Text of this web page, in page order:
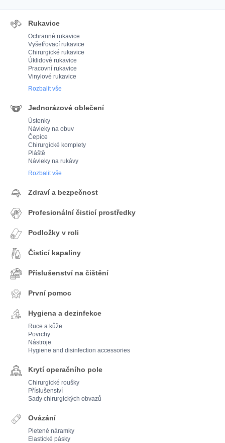
Rukavice
Ochranné rukavice
Vyšetřovací rukavice
Chirurgické rukavice
Úklidové rukavice
Pracovní rukavice
Vinylové rukavice
Rozbalit vše
Jednorázové oblečení
Ústenky
Návleky na obuv
Čepice
Chirurgické komplety
Pláště
Návleky na rukávy
Rozbalit vše
Zdraví a bezpečnost
Profesionální čisticí prostředky
Podložky v roli
Čisticí kapaliny
Příslušenství na čištění
První pomoc
Hygiena a dezinfekce
Ruce a kůže
Povrchy
Nástroje
Hygiene and disinfection accessories
Krytí operačního pole
Chirurgické roušky
Příslušenství
Sady chirurgických obvazů
Ovázání
Pletené náramky
Elastické pásky